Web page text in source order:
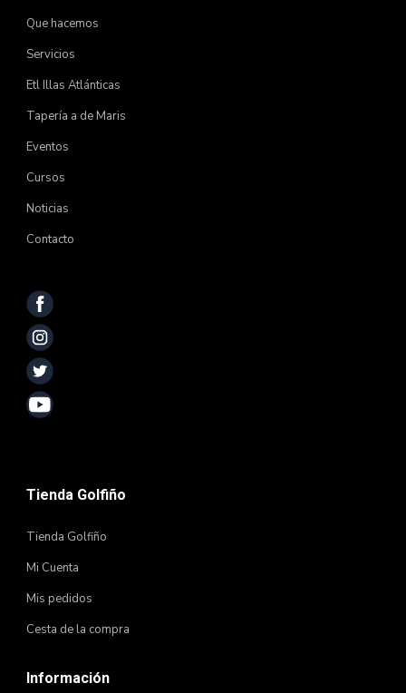
Que hacemos
Servicios
Etl Illas Atlánticas
Tapería a de Maris
Eventos
Cursos
Noticias
Contacto
Tienda Golfiño
Tienda Golfiño
Mi Cuenta
Mis pedidos
Cesta de la compra
Información